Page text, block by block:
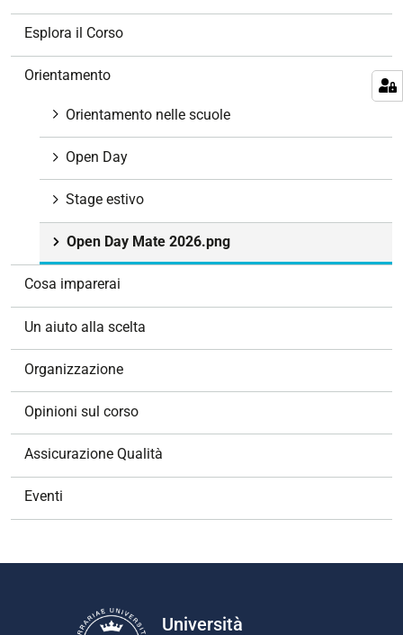
Esplora il Corso
Orientamento
Orientamento nelle scuole
Open Day
Stage estivo
Open Day Mate 2026.png
Cosa imparerai
Un aiuto alla scelta
Organizzazione
Opinioni sul corso
Assicurazione Qualità
Eventi
Università